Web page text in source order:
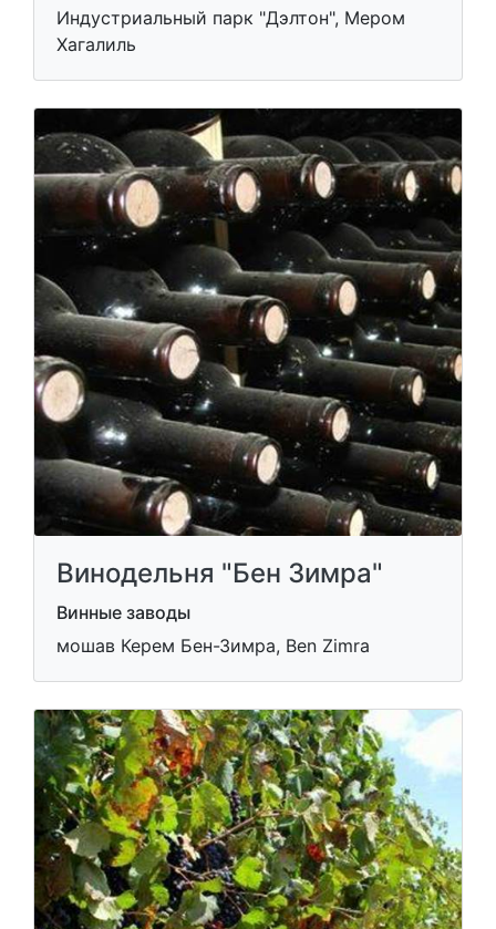
Индустриальный парк "Дэлтон", Мером
Хагалиль
Винодельня "Бен Зимра"
Винные заводы
мошав Керем Бен-Зимра, Ben Zimra